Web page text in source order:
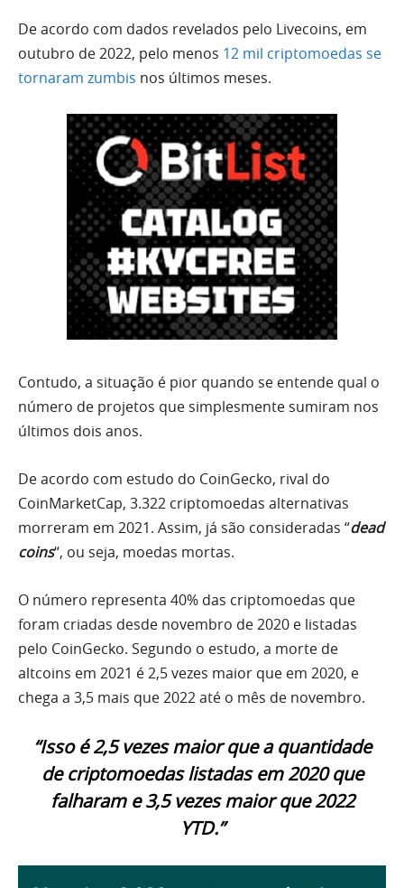
De acordo com dados revelados pelo Livecoins, em
outubro de 2022, pelo menos 12 mil criptomoedas se
tornaram zumbis nos últimos meses.
Contudo, a situação é pior quando se entende qual o
número de projetos que simplesmente sumiram nos
últimos dois anos.
De acordo com estudo do CoinGecko, rival do
CoinMarketCap, 3.322 criptomoedas alternativas
morreram em 2021. Assim, já são consideradas “dead
coins“, ou seja, moedas mortas.
O número representa 40% das criptomoedas que
foram criadas desde novembro de 2020 e listadas
pelo CoinGecko. Segundo o estudo, a morte de
altcoins em 2021 é 2,5 vezes maior que em 2020, e
chega a 3,5 mais que 2022 até o mês de novembro.
“Isso é 2,5 vezes maior que a quantidade
de criptomoedas listadas em 2020 que
falharam e 3,5 vezes maior que 2022
YTD.”